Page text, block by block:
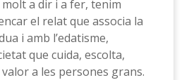
a dir i a fer, tenim
el relat que associa la
i amb l’edatisme,
que cuida, escolta,
a les persones grans.